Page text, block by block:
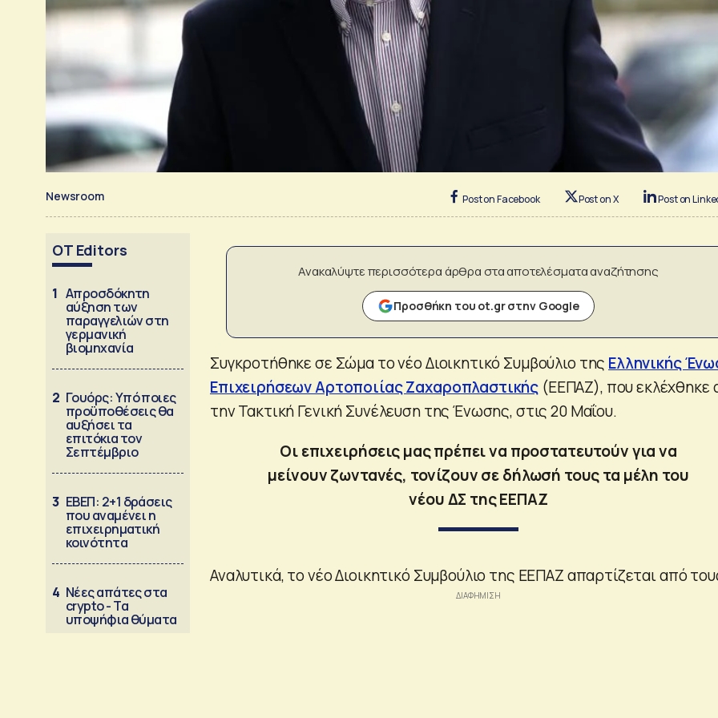
Newsroom Post on Facebook Post on X Post on
OT Editors
1 Απροσδόκητη
αύξηση των
παραγγελιών στη
γερμανική
βιομηχανία
2 Γουόρς: Υπό ποιες
προϋποθέσεις θα
αυξήσει τα
επιτόκια τον
Σεπτέμβριο
3 ΕΒΕΠ: 2+1 δράσεις
που αναμένει η
επιχειρηματική
κοινότητα
4 Νέες απάτες στα
crypto - Τα
υποψήφια θύματα
Ανακαλύψτε περισσότερα άρθρα στα αποτελέσματα αναζήτησης
Προσθήκη του ot.gr στην Google
Συγκροτήθηκε σε Σώμα το νέο Διοικητικό Συμβούλιο της Ελληνικής
Επιχειρήσεων Αρτοποιίας Ζαχαροπλαστικής (ΕΕΠΑΖ), που εκλέχθηκε
την Τακτική Γενική Συνέλευση της Ένωσης, στις 20 Μαΐου.
Οι επιχειρήσεις μας πρέπει να προστατευτούν για να
μείνουν ζωντανές, τονίζουν σε δήλωσή τους τα μέλη του
νέου ΔΣ της ΕΕΠΑΖ
Αναλυτικά, το νέο Διοικητικό Συμβούλιο της ΕΕΠΑΖ απαρτίζεται από